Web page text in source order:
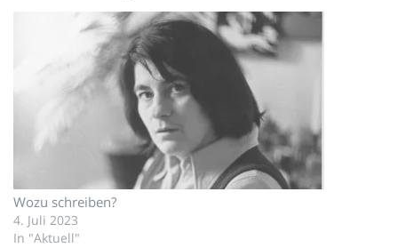
Wozu schreiben?
4. Juli 2023
In "Aktuell"